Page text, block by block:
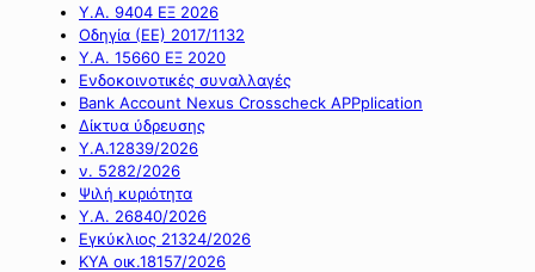
Υ.Α. 9404 ΕΞ 2026
Οδηγία (ΕΕ) 2017/1132
Υ.Α. 15660 ΕΞ 2020
Ενδοκοινοτικές συναλλαγές
Bank Account Nexus Crosscheck APPplication
Δίκτυα ύδρευσης
Υ.Α.12839/2026
ν. 5282/2026
Ψιλή κυριότητα
Υ.Α. 26840/2026
Εγκύκλιος 21324/2026
ΚΥΑ οικ.18157/2026